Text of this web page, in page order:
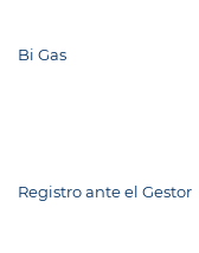
Bi Gas
Registro ante el Gestor